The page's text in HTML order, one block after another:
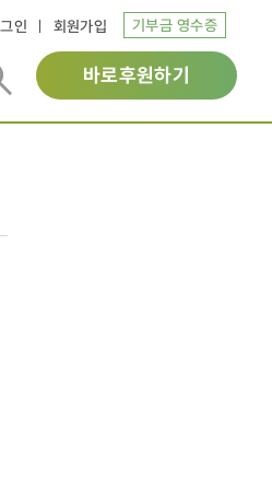
인 회원가입 기부금 영수증
바로후원하기